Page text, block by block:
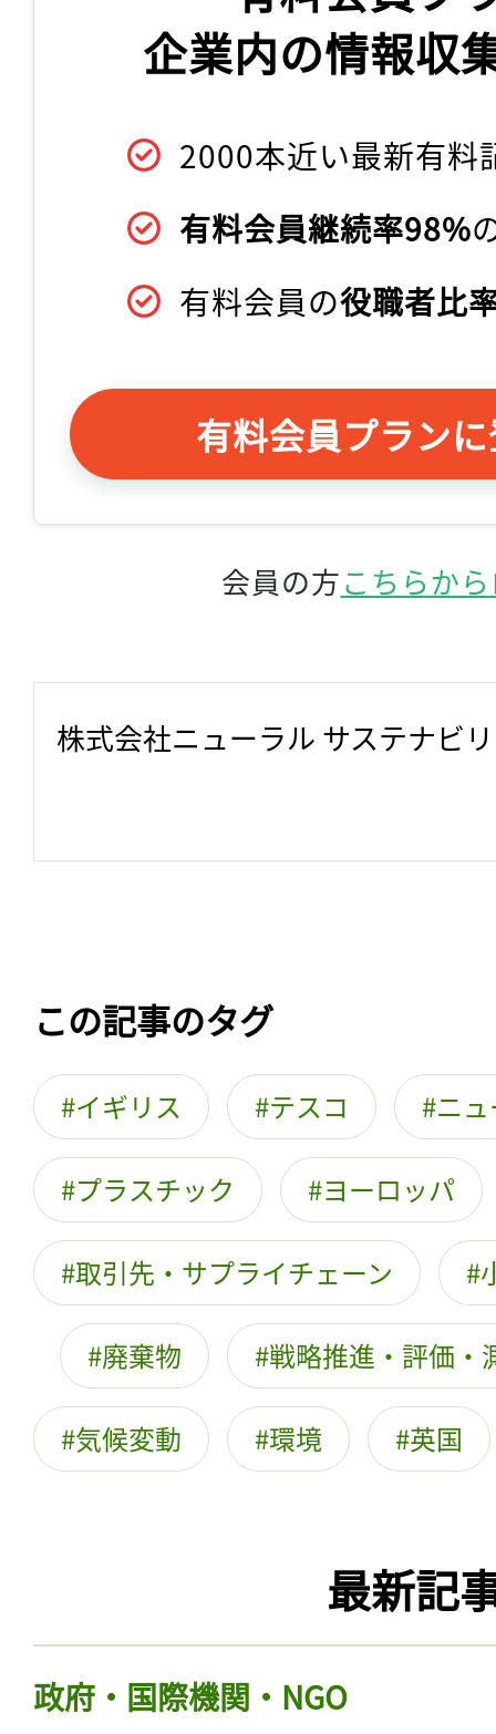
企業内の情報収
2000本近い最新有料
有料会員継続率98%
有料会員の役職者比
有料会員プラン
会員の方こちらか
株式会社ニューラル サステナビ
この記事のタグ
イギリス テスコ ニ
プラスチック ヨーロッパ
取引先・サプライチェーン
廃棄物 戦略推進・評価・
気候変動 環境 英国
最新記
政府・国際機関・NGO